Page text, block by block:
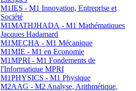
M1IES - M1 Innovation, Entreprise et
Société
M1MATHJHADA - M1 Mathématiques
Jacques Hadamard
M1MECHA - M1 Mécanique
M1MIE - M1 en Economie
M1MPRI - M1 Fondements de
l'Informatique MPRI
M1PHYSICS - M1 Physique
M2AAG - M2 Analyse, Arithmétique,